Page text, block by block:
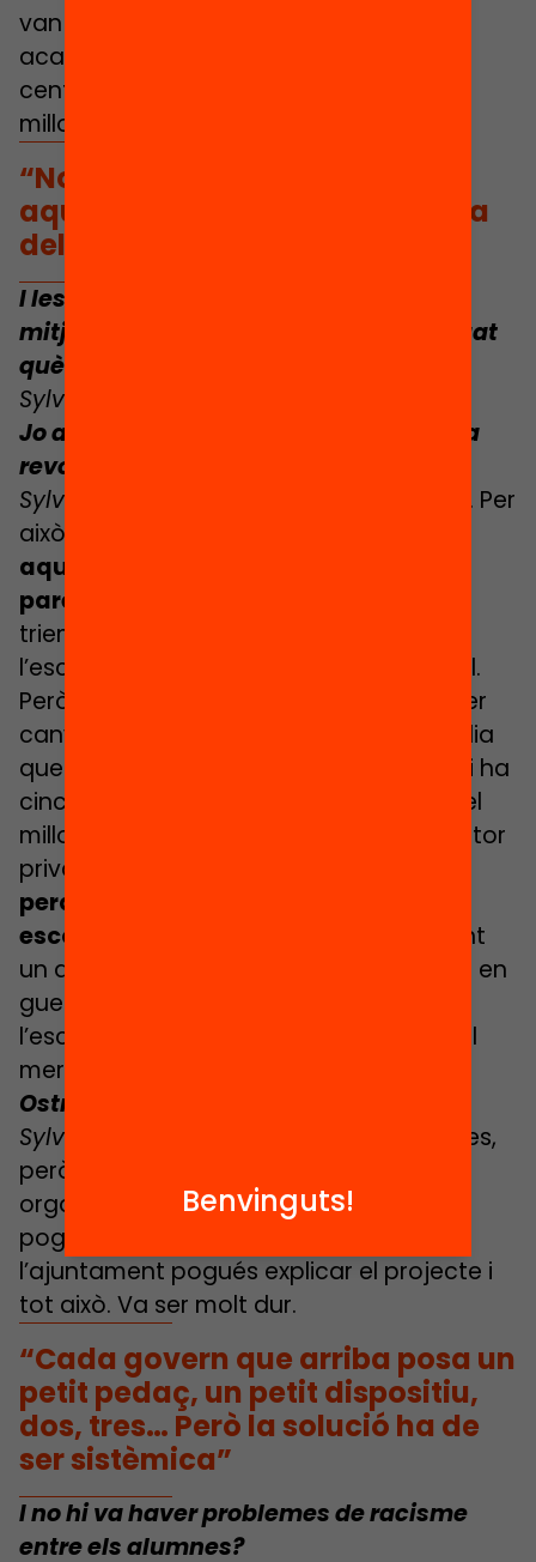
van sorgint amistats. De fet, el nivell
acadèmic ha augmentat a tots dos
centres i el clima escolar també ha
millorat.
“No podem carregar tots
aquests canvis sobre l’esquena
dels pares”
I les famílies dels alumnes de classe
mitjana que van anar al centre segregat
què van dir?
Sylvaine
Jo aquí no m’ho imagino, hi hauria una
revolta.
Sylvaine
: És que hi va haver una revolta. Per
això dic que
aquests canvis sobre l’esquena dels
pares
triem i diem que vull enviar el meu fill a
l’escola pública. És una elecció personal.
Però, de fet, amb això no n’hi ha prou per
canviar les coses, ja que per cada família
que actua seguint aquests principis n’hi ha
cinc que diuen “això no m’importa, vull el
millor per al meu fill i per això vaig al sector
privat”. O sigui que
perquè la tendència és a fugir de les
escoles públiques.
O sigui que sí, durant
un any i mig o dos anys el barri va estar en
guerra civil. Hi va haver una mare de
l’escola que va intentar escanyar-me al
mercat.
Ostres!
Sylvaine
: Jo no estava en aquells centres,
però com que teníem l’associació vam
organitzar reunions perquè els pares
poguessin parlar entre ells, perquè
l’ajuntament pogués explicar el projecte i
tot això. Va ser molt dur.
“Cada govern que arriba posa un
petit pedaç, un petit dispositiu,
dos, tres… Però la solució ha de
ser sistèmica”
I no hi va haver problemes de racisme
entre els alumnes?
Benvinguts!